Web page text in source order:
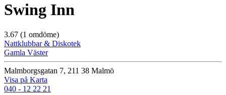
Swing Inn
3.67 (1 omdöme)
Nattklubbar & Diskotek
Gamla Väster
Malmborgsgatan 7, 211 38 Malmö
Visa på Karta
040 - 12 22 21